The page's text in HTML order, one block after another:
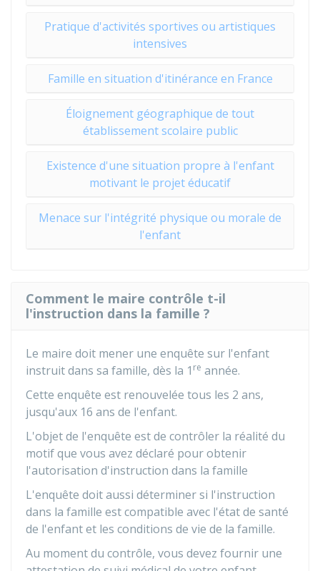
Pratique d'activités sportives ou artistiques
intensives
Famille en situation d'itinérance en France
Éloignement géographique de tout
établissement scolaire public
Existence d'une situation propre à l'enfant
motivant le projet éducatif
Menace sur l'intégrité physique ou morale de
l'enfant
Comment le maire contrôle t-il
l'instruction dans la famille ?
Le maire doit mener une enquête sur l'enfant
instruit dans sa famille, dès la 1 re année.
Cette enquête est renouvelée tous les 2 ans,
jusqu'aux 16 ans de l'enfant.
L'objet de l'enquête est de contrôler la réalité du
motif que vous avez déclaré pour obtenir
l'autorisation d'instruction dans la famille
L'enquête doit aussi déterminer si l'instruction
dans la famille est compatible avec l'état de santé
de l'enfant et les conditions de vie de la famille.
Au moment du contrôle, vous devez fournir une